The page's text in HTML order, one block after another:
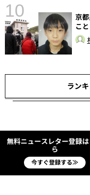
10
京
こと
ラン
無料ニュースレター登録
ら
今すぐ登録する≫